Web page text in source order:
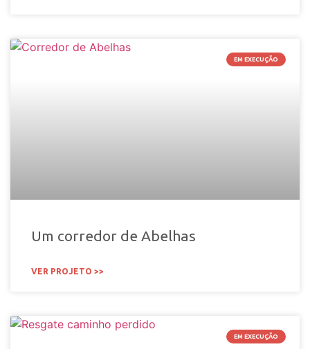
EM EXECUÇÃO
Um corredor de Abelhas
VER PROJETO >>
EM EXECUÇÃO